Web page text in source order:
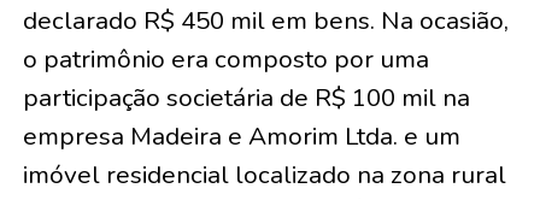
declarado R$ 450 mil em bens. Na ocasião,
o patrimônio era composto por uma
participação societária de R$ 100 mil na
empresa Madeira e Amorim Ltda. e um
imóvel residencial localizado na zona rural